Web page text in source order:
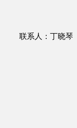
联系人： 丁晓琴